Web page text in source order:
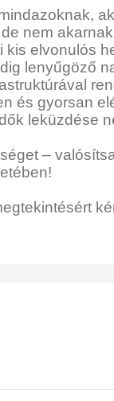
nem
elvonulós
lenyűgöző
és gyorsan
leküzdése
–